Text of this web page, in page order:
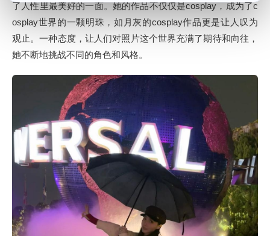
了人性里最美好的一面。她的作品不仅仅是cosplay，成为了c
osplay世界的一颗明珠，如月灰的cosplay作品更是让人叹为
观止。一种态度，让人们对照片这个世界充满了期待和向往，
她不断地挑战不同的角色和风格。